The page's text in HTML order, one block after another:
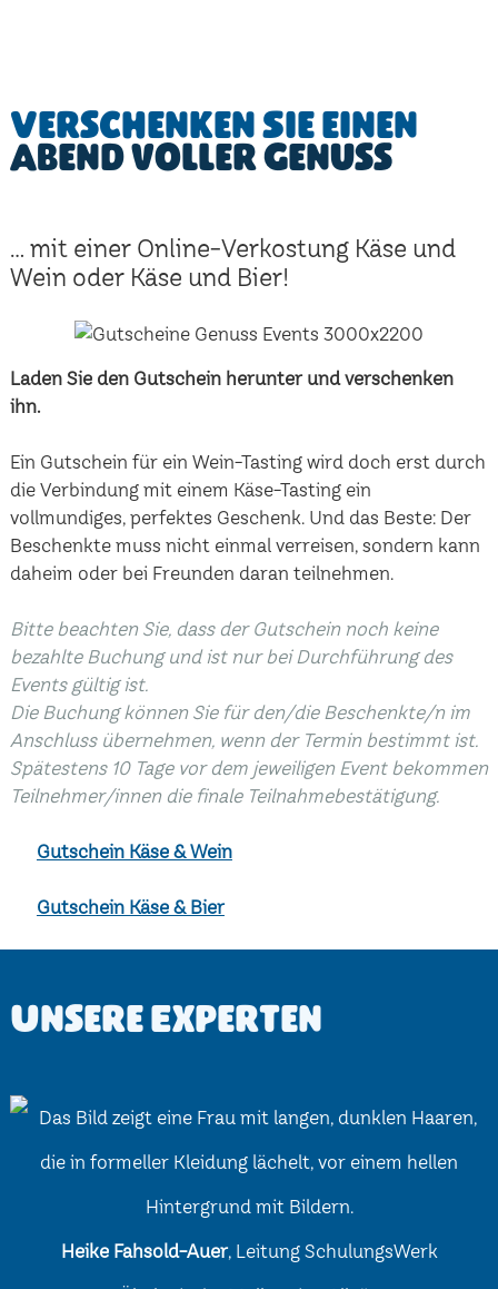
Verschenken Sie einen
Abend voller Genuss
... mit einer Online-Verkostung Käse und
Wein oder Käse und Bier!
Laden Sie den Gutschein herunter und verschenken
ihn.
Ein Gutschein für ein Wein-Tasting wird doch erst durch
die Verbindung mit einem Käse-Tasting ein
vollmundiges, perfektes Geschenk. Und das Beste: Der
Beschenkte muss nicht einmal verreisen, sondern kann
daheim oder bei Freunden daran teilnehmen.
Bitte beachten Sie, dass der Gutschein noch keine
bezahlte Buchung und ist nur bei Durchführung des
Events gültig ist.
Die Buchung können Sie für den/die Beschenkte/n im
Anschluss übernehmen, wenn der Termin bestimmt ist.
Spätestens 10 Tage vor dem jeweiligen Event bekommen
Teilnehmer/innen die finale Teilnahmebestätigung.
Gutschein Käse & Wein
Gutschein Käse & Bier
Unsere Experten
Heike Fahsold-Auer, Leitung SchulungsWerk